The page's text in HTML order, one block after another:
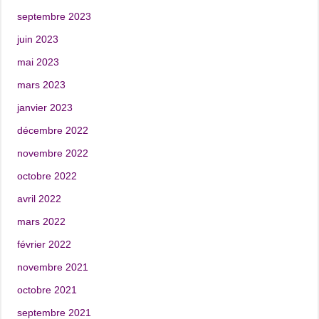
septembre 2023
juin 2023
mai 2023
mars 2023
janvier 2023
décembre 2022
novembre 2022
octobre 2022
avril 2022
mars 2022
février 2022
novembre 2021
octobre 2021
septembre 2021